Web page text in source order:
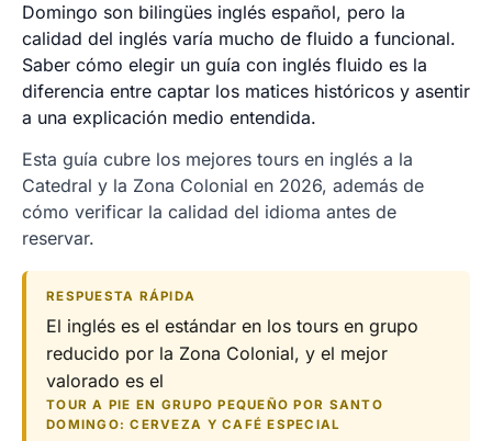
Domingo son bilingües inglés español, pero la
calidad del inglés varía mucho de fluido a funcional.
Saber cómo elegir un guía con inglés fluido es la
diferencia entre captar los matices históricos y asentir
a una explicación medio entendida.
Esta guía cubre los mejores tours en inglés a la
Catedral y la Zona Colonial en 2026, además de
cómo verificar la calidad del idioma antes de
reservar.
RESPUESTA RÁPIDA
El inglés es el estándar en los tours en grupo
reducido por la Zona Colonial, y el mejor
valorado es el
TOUR A PIE EN GRUPO PEQUEÑO POR SANTO
DOMINGO: CERVEZA Y CAFÉ ESPECIAL